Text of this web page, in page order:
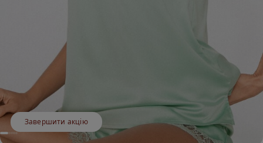
Завершити акцію